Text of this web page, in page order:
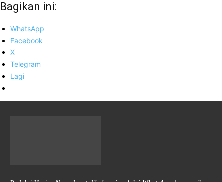
Bagikan ini:
WhatsApp
Facebook
X
Telegram
Lagi